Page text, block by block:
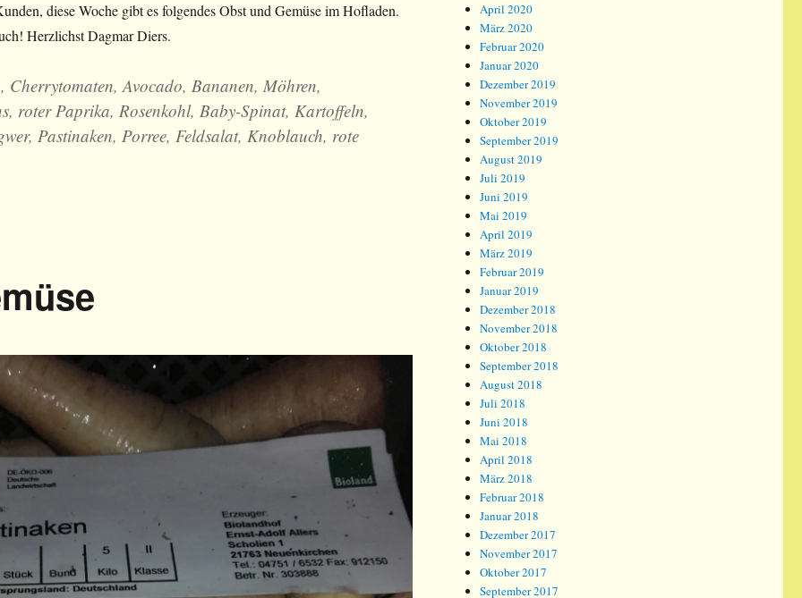
diese Woche gibt es folgendes Obst und Gemüse im Hofladen.
Herzlichst Dagmar Diers.
Cherrytomaten, Avocado, Bananen, Möhren,
roter Paprika, Rosenkohl, Baby-Spinat, Kartoffeln,
Pastinaken, Porree, Feldsalat, Knoblauch, rote
April 2020
März 2020
Februar 2020
Januar 2020
Dezember 2019
November 2019
Oktober 2019
September 2019
August 2019
Juli 2019
Juni 2019
Mai 2019
April 2019
März 2019
Februar 2019
Januar 2019
Dezember 2018
November 2018
Oktober 2018
September 2018
August 2018
Juli 2018
Juni 2018
Mai 2018
April 2018
März 2018
Februar 2018
Januar 2018
Dezember 2017
November 2017
Oktober 2017
September 2017